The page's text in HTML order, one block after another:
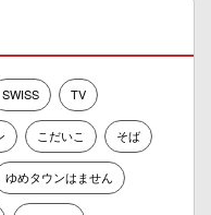
SWISS TV
こだいこ そば
ゆめタウンはません